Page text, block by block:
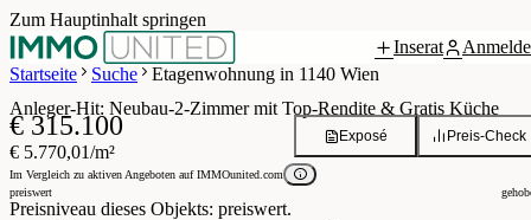
Zum Hauptinhalt springen
Inserat
Startseite
Suche Etagenwohnung in 1140 Wien
Grundriss
Anleger-Hit: Neubau-2-Zimmer mit Top-Rendite & Gratis Küche
€ 315.100
€ 5.770,01/m²
Im Vergleich zu aktiven Angeboten auf IMMOunited.com
preiswert
Preisniveau dieses Objekts: preiswert.
Preis-Check
Exposé